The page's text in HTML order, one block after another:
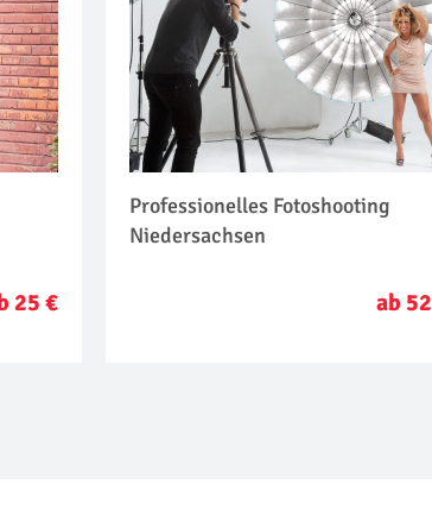
25 €
Professionelles Fotoshooting
Niedersachsen
ab